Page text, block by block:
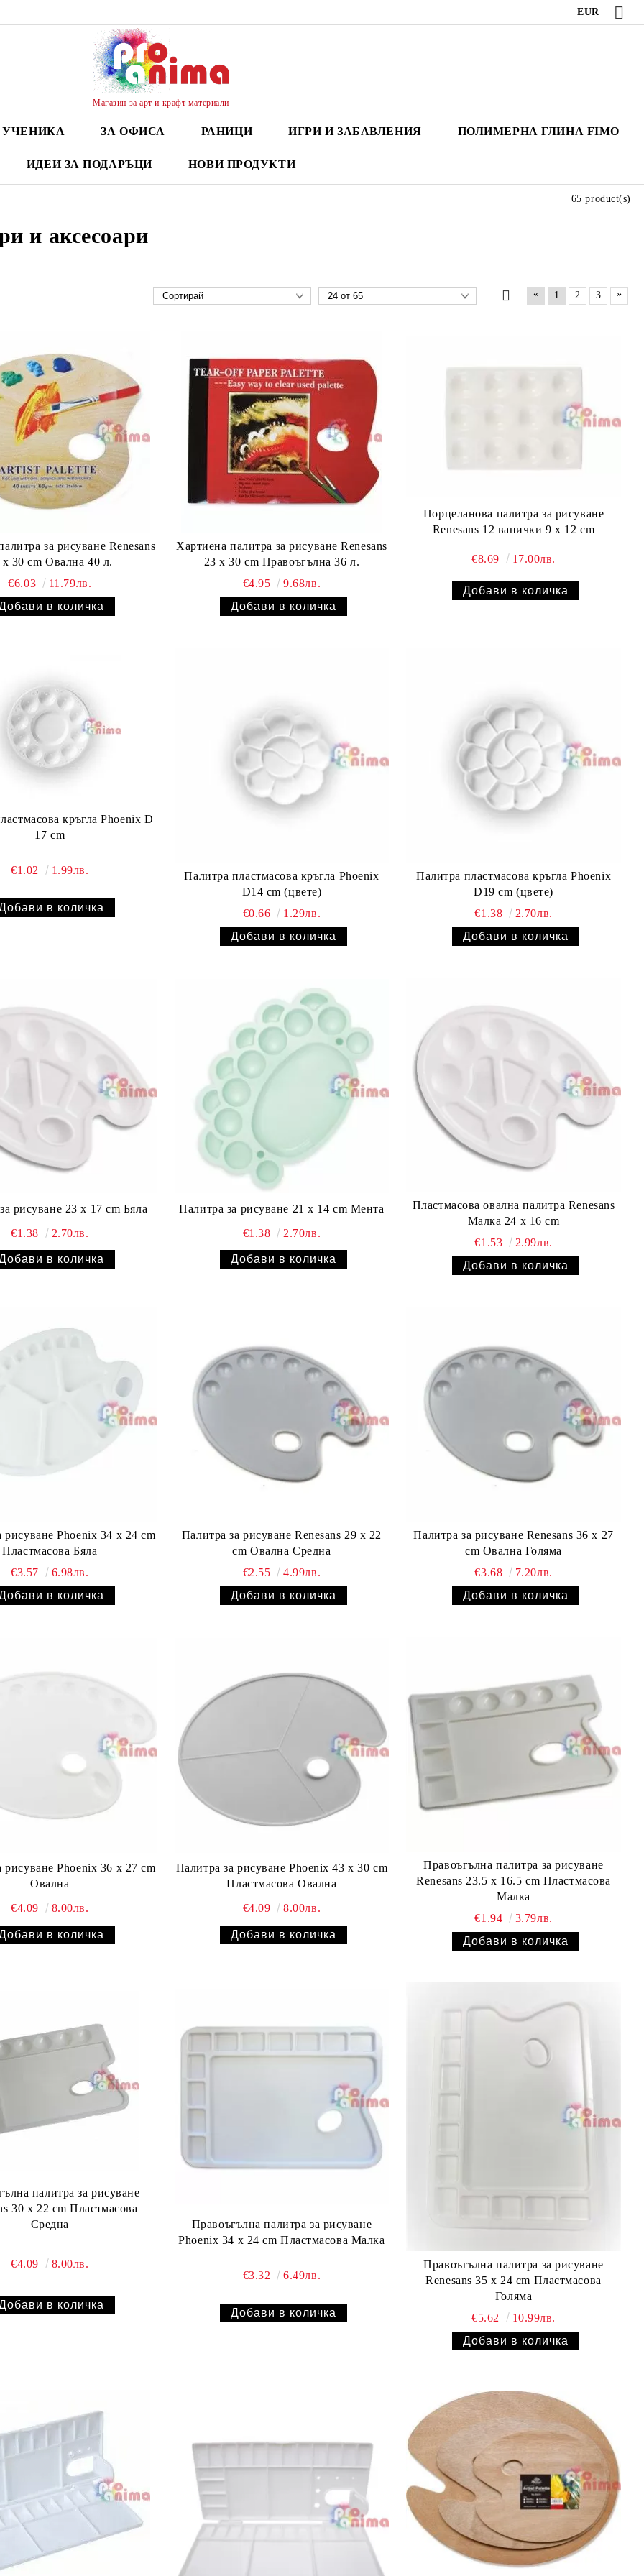
EUR
Магазин за арт и крафт материали
УЧЕНИКА ЗА ОФИСА РАНИЦИ ИГРИ И ЗАБАВЛЕНИЯ ПОЛИМЕРНА ГЛИНА FIMO
ИДЕИ ЗА ПОДАРЪЦИ НОВИ ПРОДУКТИ
и аксесоари
65 product(s)
« 1 2 3 »
за рисуване Renesans
x 30 cm Овална 40 л.
€6.03
11.79лв.
Хартиена палитра за рисуване Renesans
23 x 30 cm Правоъгълна 36 л.
€4.95
9.68лв.
Порцеланова палитра за рисуване
Renesans 12 ванички 9 x 12 cm
€8.69 17.00лв.
кръгла Phoenix D
17 cm
€1.02 1.99лв.
Палитра пластмасова кръгла Phoenix
D14 cm (цвете)
€0.66
1.29лв.
Палитра пластмасова кръгла Phoenix
D19 cm (цвете)
€1.38
2.70лв.
рисуване 23 x 17 cm Бяла
€1.38 2.70лв.
Палитра за рисуване 21 x 14 cm Мента
€1.38 2.70лв.
Пластмасова овална палитра Renesans
Малка 24 x 16 cm
€1.53
2.99лв.
рисуване Phoenix 34 x 24 cm
Пластмасова Бяла
€3.57
6.98лв.
Палитра за рисуване Renesans 29 x 22
cm Овална Средна
€2.55
4.99лв.
Палитра за рисуване Renesans 36 x 27
cm Овална Голяма
€3.68
7.20лв.
рисуване Phoenix 36 x 27 cm
Овална
€4.09 8.00лв.
Палитра за рисуване Phoenix 43 x 30 cm
Пластмасова Овална
€4.09 8.00лв.
Правоъгълна палитра за рисуване
Renesans 23.5 x 16.5 cm Пластмасова
Малка
€1.94
3.79лв.
палитра за рисуване
30 x 22 cm Пластмасова
Средна
€4.09 8.00лв.
Правоъгълна палитра за рисуване
Phoenix 34 x 24 cm Пластмасова Малка
€3.32 6.49лв.
Правоъгълна палитра за рисуване
Renesans 35 x 24 cm Пластмасова
Голяма
€5.62
10.99лв.